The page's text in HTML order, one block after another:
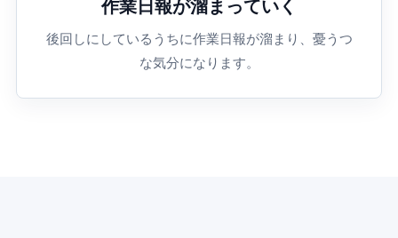
作業日報が溜まっていく
後回しにしているうちに作業日報が溜まり、憂うつ
な気分になります。